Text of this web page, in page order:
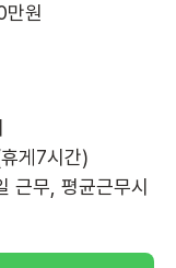
원
게7시간)
근무, 평균근무시